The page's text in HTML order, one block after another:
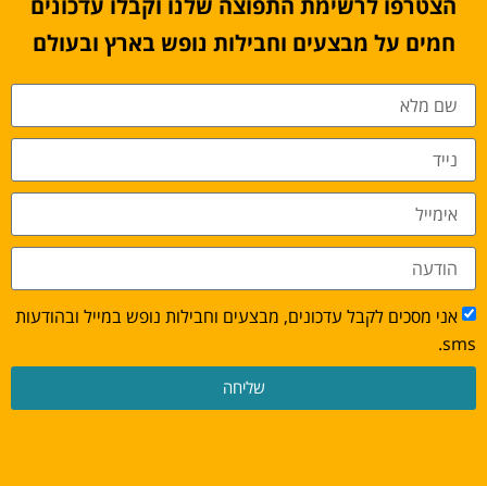
חמים על מבצעים וחבילות נופש בארץ ובעולם
אני מסכים לקבל עדכונים, מבצעים וחבילות נופש במייל ובהודעות
sms.
שליחה